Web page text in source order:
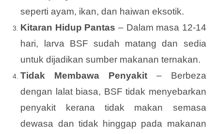
seperti ayam, ikan, dan haiwan eksotik.
Kitaran Hidup Pantas – Dalam masa 12-14
hari, larva BSF sudah matang dan sedia
untuk dijadikan sumber makanan ternakan.
Tidak Membawa Penyakit – Berbeza
dengan lalat biasa, BSF tidak menyebarkan
penyakit kerana tidak makan semasa
dewasa dan tidak hinggap pada makanan